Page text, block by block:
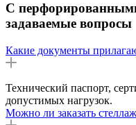
С
задаваемые вопросы
Какие документы
Технический паспорт,
допустимых нагрузок.
Можно ли заказать